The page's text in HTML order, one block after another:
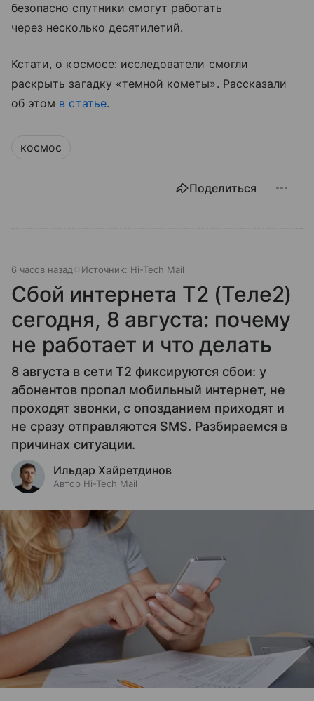
безопасно спутники смогут работать
через несколько десятилетий.
Кстати, о космосе: исследователи смогли
раскрыть загадку «темной кометы». Рассказали
об этом в статье.
космос
Поделиться
6 часов назад Источник: Hi-Tech Mail
Сбой интернета T2 (Теле2)
сегодня, 8 августа: почему
не работает и что делать
8 августа в сети T2 фиксируются сбои: у
абонентов пропал мобильный интернет, не
проходят звонки, с опозданием приходят и
не сразу отправляются SMS. Разбираемся в
причинах ситуации.
Ильдар Хайретдинов
Автор Hi-Tech Mail